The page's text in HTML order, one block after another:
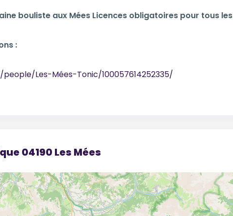
bouliste aux Mées Licences obligatoires pour tous les
:
Les-Mées-Tonic/100057614252335/
04190 Les Mées